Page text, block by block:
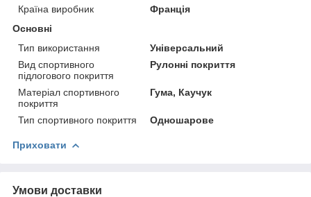
Країна виробник
Франція
Основні
Тип використання
Універсальний
Вид спортивного
підлогового покриття
Рулонні покриття
Матеріал спортивного
покриття
Гума, Каучук
Тип спортивного покриття Одношарове
Приховати
Умови доставки